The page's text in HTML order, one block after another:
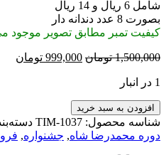
شامل 6 ریال و 14 ریال
بصورت 8 عدد دندانه دار
کیفیت تمبر مطابق تصویر موجود
1,500,000 تومان قیمت
بود.
999,000 تومان
1 در انبار
افزودن به سبد خرید
شناسه محصول: TIM-1037
دوره محمدرضا شاه, جشنواره,